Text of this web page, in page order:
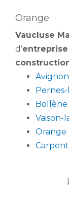
Orange
Vaucluse
d'
Avignon
Bollène
Vaison-
Orange